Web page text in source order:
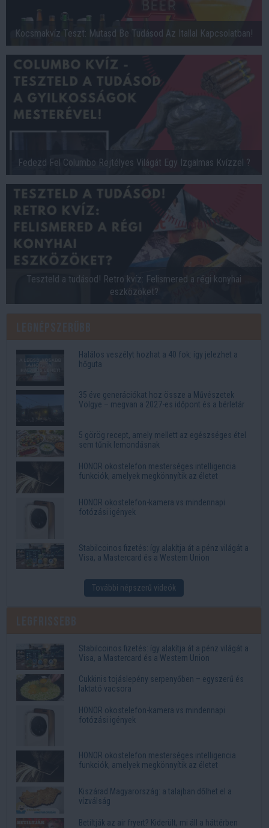
Kocsmakvíz Teszt: Mutasd Be Tudásod Az Itallal Kapcsolatban!
Fedezd Fel Columbo Rejtélyes Világát Egy Izgalmas Kvízzel ?
Teszteld a tudásod! Retro kvíz: Felismered a régi konyhai
eszközöket?
Halálos veszélyt hozhat a 40 fok: így jelezhet a
hőguta
35 éve generációkat hoz össze a Művészetek
Völgye – megvan a 2027-es időpont és a bérletár
5 görög recept, amely mellett az egészséges étel
sem tűnik lemondásnak
HONOR okostelefon mesterséges intelligencia
funkciók, amelyek megkönnyítik az életet
HONOR okostelefon-kamera vs mindennapi
fotózási igények
Stabilcoinos fizetés: így alakítja át a pénz világát a
Visa, a Mastercard és a Western Union
További népszerű videók
Stabilcoinos fizetés: így alakítja át a pénz világát a
Visa, a Mastercard és a Western Union
Cukkinis tojáslepény serpenyőben – egyszerű és
laktató vacsora
HONOR okostelefon-kamera vs mindennapi
fotózási igények
HONOR okostelefon mesterséges intelligencia
funkciók, amelyek megkönnyítik az életet
Kiszárad Magyarország: a talajban dőlhet el a
vízválság
Betiltják az air fryert? Kiderült, mi áll a háttérben